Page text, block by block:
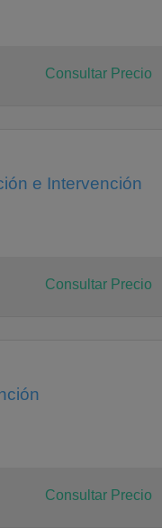
Consultar Precio
e Intervención
Consultar Precio
Consultar Precio